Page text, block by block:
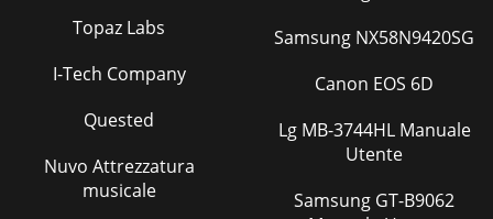
Topaz Labs
I-Tech Company
Quested
Nuvo Attrezzatura
musicale
Samsung NX58N9420SG
Canon EOS 6D
Lg MB-3744HL Manuale
Utente
Samsung GT-B9062